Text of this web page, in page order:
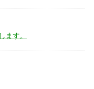
ます。